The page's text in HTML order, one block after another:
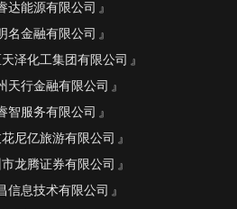
达能源有限公司
名金融有限公司
泽化工集团有限公司
天行金融有限公司
智服务有限公司
尼亿旅游有限公司
龙腾证券有限公司
信息技术有限公司